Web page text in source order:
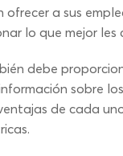
ofrecer a sus
lo que mejor les
debe
sobre
de cada